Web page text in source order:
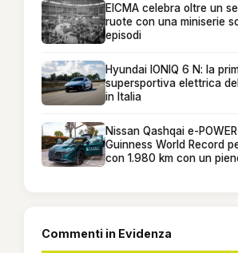
EICMA celebra oltre un
ruote con una miniserie
episodi
Hyundai IONIQ 6 N: la
supersportiva elettrica
in Italia
Nissan Qashqai e-
Guinness World Record
con 1.980 km con un
Commenti in Evidenza